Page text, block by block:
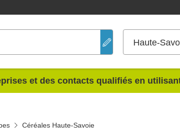
Haute-
et des contacts qualifiés en
Céréales Haute-Savoie